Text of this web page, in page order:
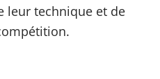
leur technique et de